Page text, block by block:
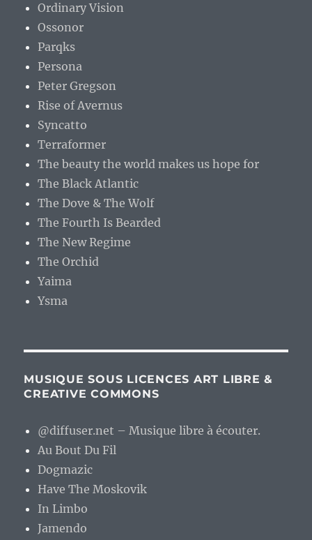
Ordinary Vision
Ossonor
Parqks
Persona
Peter Gregson
Rise of Avernus
Syncatto
Terraformer
The beauty the world makes us hope for
The Black Atlantic
The Dove & The Wolf
The Fourth Is Bearded
The New Regime
The Orchid
Yaima
Ysma
MUSIQUE SOUS LICENCES ART LIBRE &
CREATIVE COMMONS
@diffuser.net – Musique libre à écouter.
Au Bout Du Fil
Dogmazic
Have The Moskovik
In Limbo
Jamendo